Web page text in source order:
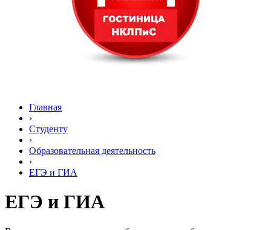
Главная
›
Студенту
›
Образовательная деятельность
›
ЕГЭ и ГИА
ЕГЭ и ГИА